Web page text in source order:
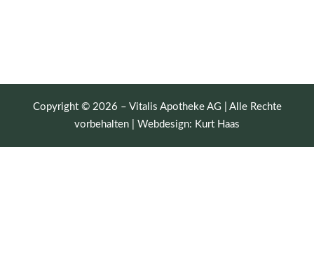
Copyright © 2026 – Vitalis Apotheke AG | Alle Rechte
vorbehalten | Webdesign: Kurt Haas